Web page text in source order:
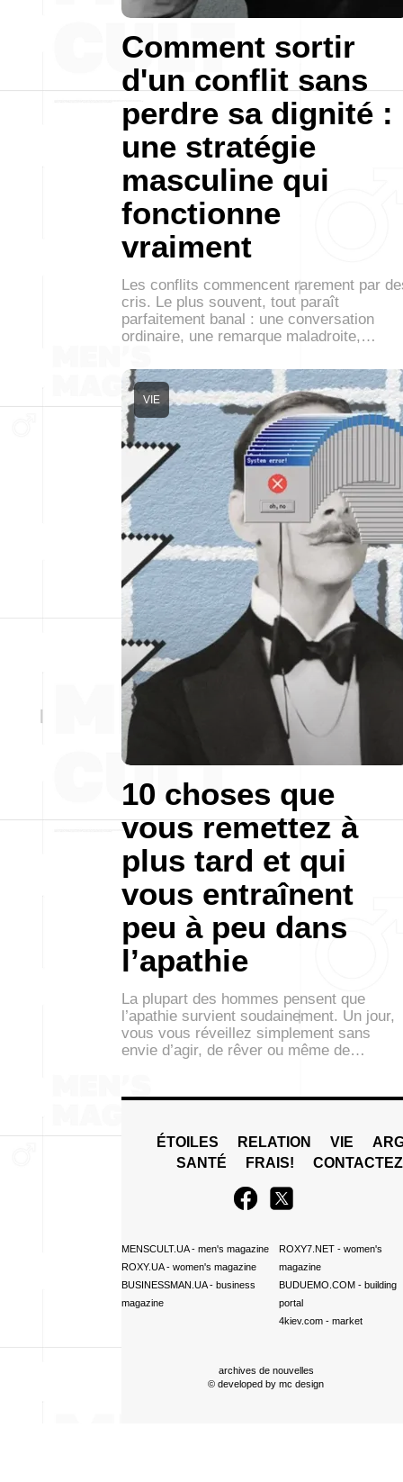
Comment sortir
d'un conflit sans
perdre sa dignité :
une stratégie
masculine qui
fonctionne
vraiment
Les conflits commencent rarement par
cris. Le plus souvent, tout paraît
parfaitement banal : une conversation
ordinaire, une remarque maladroite,…
10 choses que
vous remettez à
plus tard et qui
vous entraînent
peu à peu dans
l’apathie
VIE
La plupart des hommes pensent que
l’apathie survient soudainement. Un jour,
vous vous réveillez simplement sans
envie d’agir, de rêver ou même de…
ÉTOILES RELATION VIE
SANTÉ
FRAIS!
MENSCULT.UA- men's magazine
ROXY.UA- women's magazine
BUSINESSMAN.UA- business
magazine
ROXY7.NET- women's
magazine
BUDUEMO.COM- building
portal
4kiev.com- market
archives de nouvelles
© developed by mc design